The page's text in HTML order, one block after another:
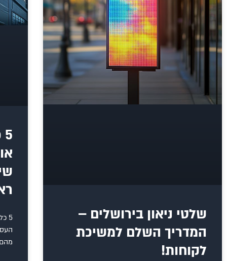
שלטי ניאון בירושלים –
המדריך השלם למשיכת
לקוחות!
5
מהם 5 כללים לבחירת שלטי